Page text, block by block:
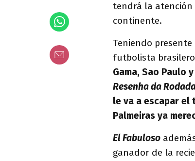
tendrá la atención
continente.
Teniendo
futbolista
Gama, Sao Paulo
Resenha da
le va a escapar el
Palmeiras ya
El Fabuloso
ganador de la